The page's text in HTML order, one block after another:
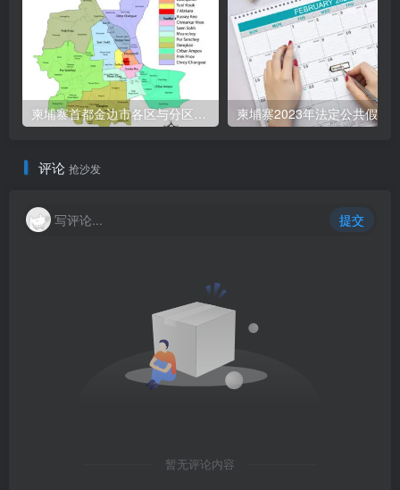
柬埔寨首都金边市各区与分区名称分布 柬埔寨2023年法定公共假期
评论 抢沙发
写评论... 提交
暂无评论内容